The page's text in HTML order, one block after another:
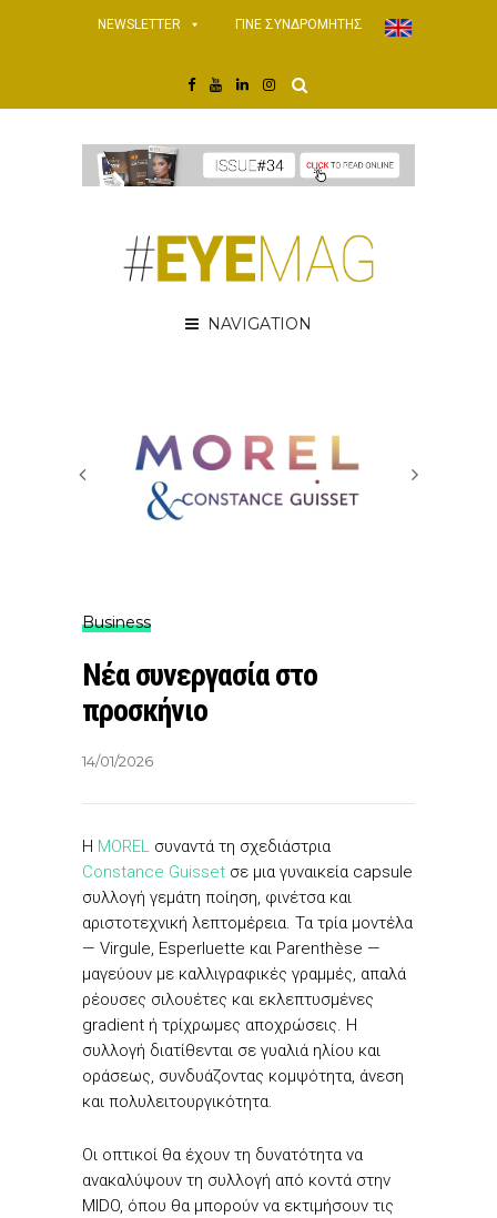
NEWSLETTER ΓΙΝΕ ΣΥΝΔΡΟΜΗΤΗΣ
NAVIGATION
Business
Νέα συνεργασία στο
προσκήνιο
14/01/2026
Η MOREL συναντά τη σχεδιάστρια
Constance Guisset σε μια γυναικεία capsule
συλλογή γεμάτη ποίηση, φινέτσα και
αριστοτεχνική λεπτομέρεια. Τα τρία μοντέλα
— Virgule, Esperluette και Parenthèse —
μαγεύουν με καλλιγραφικές γραμμές, απαλά
ρέουσες σιλουέτες και εκλεπτυσμένες
gradient ή τρίχρωμες αποχρώσεις. H
συλλογή διατίθενται σε γυαλιά ηλίου και
οράσεως, συνδυάζοντας κομψότητα, άνεση
και πολυλειτουργικότητα.
Οι οπτικοί θα έχουν τη δυνατότητα να
ανακαλύψουν τη συλλογή από κοντά στην
MIDO, όπου θα μπορούν να εκτιμήσουν τις